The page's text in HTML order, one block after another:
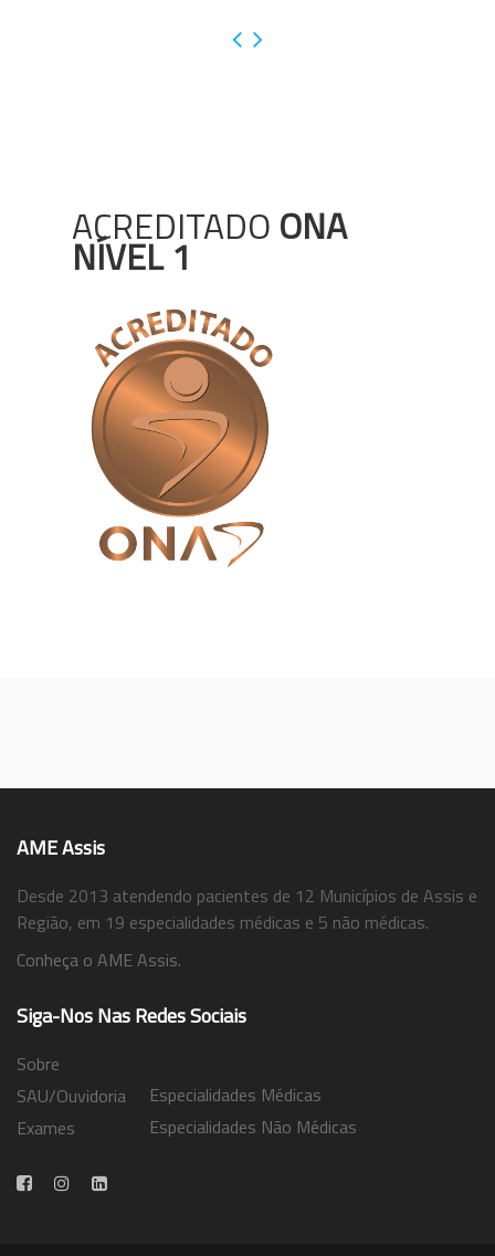
ACREDITADO ONA
NÍVEL 1
AME Assis
Desde 2013 atendendo pacientes de 12 Municípios de Assis e
Região, em 19 especialidades médicas e 5 não médicas.
Conheça o AME Assis.
Siga-Nos Nas Redes Sociais
Sobre
SAU/Ouvidoria
Exames
Especialidades Médicas
Especialidades Não Médicas